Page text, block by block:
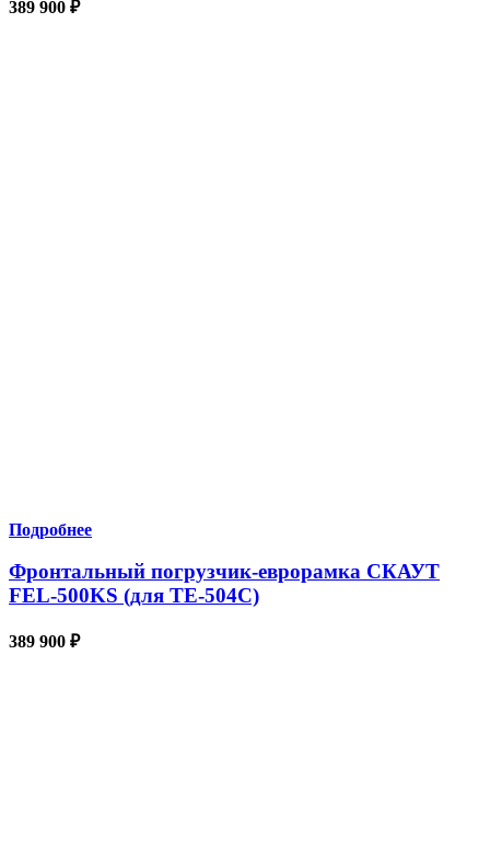
389 900 ₽
Подробнее
Фронтальный погрузчик-еврорамка СКАУТ
FEL-500KS (для TE-504С)
389 900 ₽